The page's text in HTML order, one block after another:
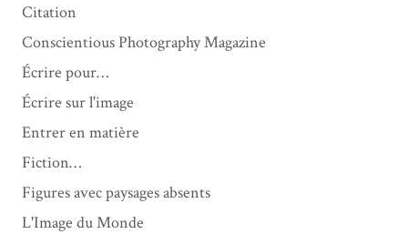
Citation
Conscientious Photography Magazine
Écrire pour…
Écrire sur l'image
Entrer en matière
Fiction…
Figures avec paysages absents
L'Image du Monde